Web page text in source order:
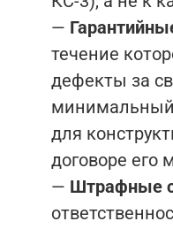
—
течение
дефекты за
минимальный
для
договоре его
— Штрафные